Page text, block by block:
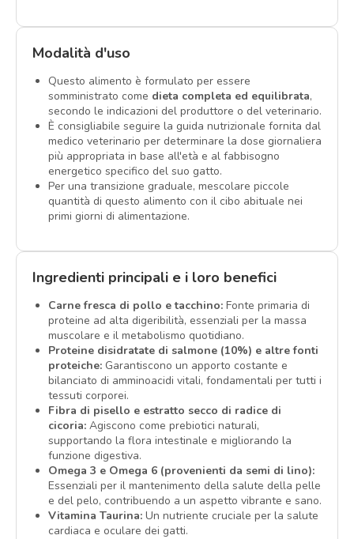
Modalità d'uso
Questo alimento è formulato per essere
somministrato come dieta completa ed equilibrata,
secondo le indicazioni del produttore o del veterinario.
È consigliabile seguire la guida nutrizionale fornita dal
medico veterinario per determinare la dose giornaliera
più appropriata in base all'età e al fabbisogno
energetico specifico del suo gatto.
Per una transizione graduale, mescolare piccole
quantità di questo alimento con il cibo abituale nei
primi giorni di alimentazione.
Ingredienti principali e i loro benefici
Carne fresca di pollo e tacchino: Fonte primaria di
proteine ad alta digeribilità, essenziali per la massa
muscolare e il metabolismo quotidiano.
Proteine disidratate di salmone (10%) e altre fonti
proteiche: Garantiscono un apporto costante e
bilanciato di amminoacidi vitali, fondamentali per tutti i
tessuti corporei.
Fibra di pisello e estratto secco di radice di
cicoria: Agiscono come prebiotici naturali,
supportando la flora intestinale e migliorando la
funzione digestiva.
Omega 3 e Omega 6 (provenienti da semi di lino):
Essenziali per il mantenimento della salute della pelle
e del pelo, contribuendo a un aspetto vibrante e sano.
Vitamina Taurina: Un nutriente cruciale per la salute
cardiaca e oculare dei gatti.